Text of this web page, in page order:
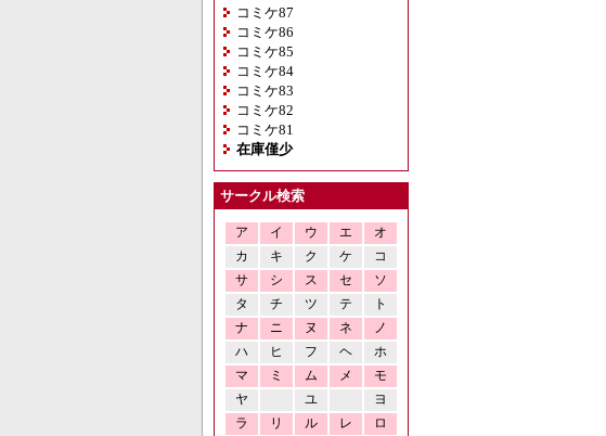
コミケ87
コミケ86
コミケ85
コミケ84
コミケ83
コミケ82
コミケ81
在庫僅少
サークル検索
ア イ ウ エ
オ
カ
キ ク ケ
コ
サ
シ ス セ
ソ
タ
チ ツ テ
ト
ナ
ニ ヌ ネ
ノ
ハ
ヒ フ ヘ
ホ
マ
ミ ム メ
モ
ヤ
ユ
ヨ
ラ
リ ル レ
ロ